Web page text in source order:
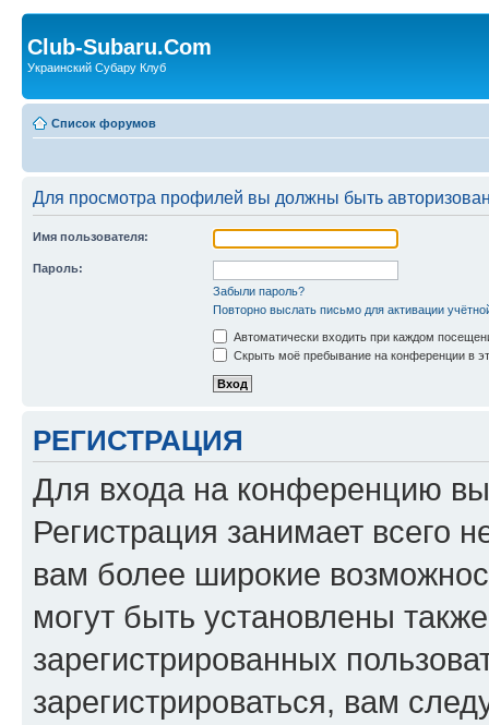
Club-Subaru.Com
Украинский Субару Клуб
Список форумов
Для просмотра профилей вы должны быть
Имя пользователя:
Пароль:
Забыли пароль?
Повторно выслать письмо для активации
Автоматически входить при каждом
Скрыть моё пребывание на конференции в
РЕГИСТРАЦИЯ
Для входа на конференцию
Регистрация занимает всего
вам более широкие
могут быть установлены
зарегистрированных
зарегистрироваться, вам